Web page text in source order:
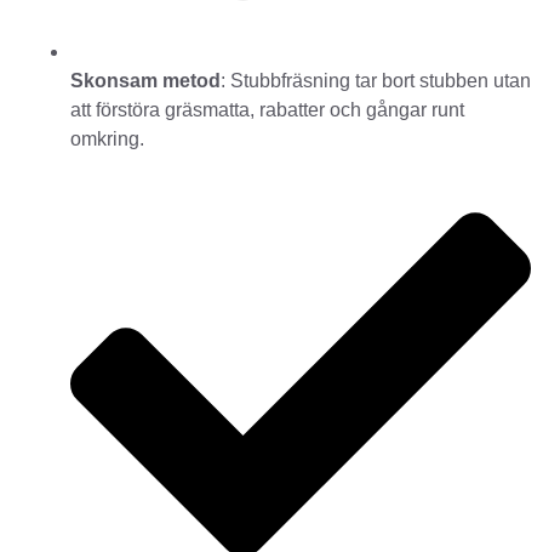
Skonsam metod : Stubbfräsning tar bort stubben utan
att förstöra gräsmatta, rabatter och gångar runt
omkring.